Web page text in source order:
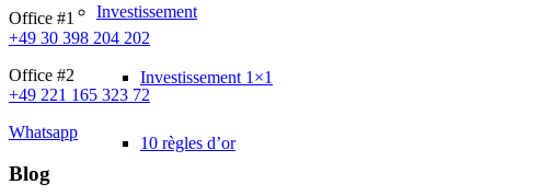
Investissement
Investissement 1×1
10 règles d’or
Office #1
+49 30 398 204 202
Office #2
+49 221 165 323 72
Whatsapp
Blog